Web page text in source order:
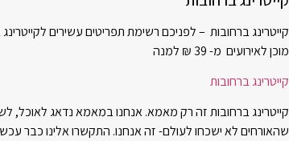
מוכן לאירועים מ- 39 ₪ למנה
קייטרינג ברחובות
קייטרינג ברחובות זה רק מאמא. אנחנו במאמא נדאג לאוכל,
שהאורחים לא ישכחו לעולם- זה אנחנו. התקשרו אלינו כבר